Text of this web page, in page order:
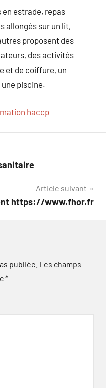
en estrade, repas
allongés sur un lit,
proposent des
des activités
et de coiffure, un
une piscine.
haccp
Article suivant
https://www.fhor.fr
publiée. Les champs
*